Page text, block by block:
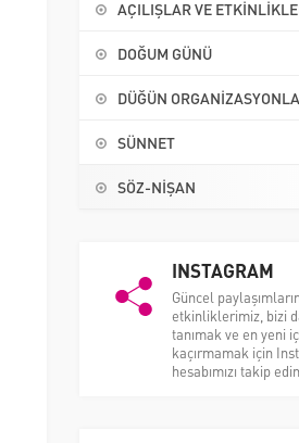
AÇILIŞLAR VE
DOĞUM GÜNÜ
DÜĞÜN
SÜNNET
SÖZ-NİŞAN
INSTAGRAM
Güncel
etkinliklerimiz, bizi
tanımak ve en yeni
kaçırmamak için
hesabımızı takip